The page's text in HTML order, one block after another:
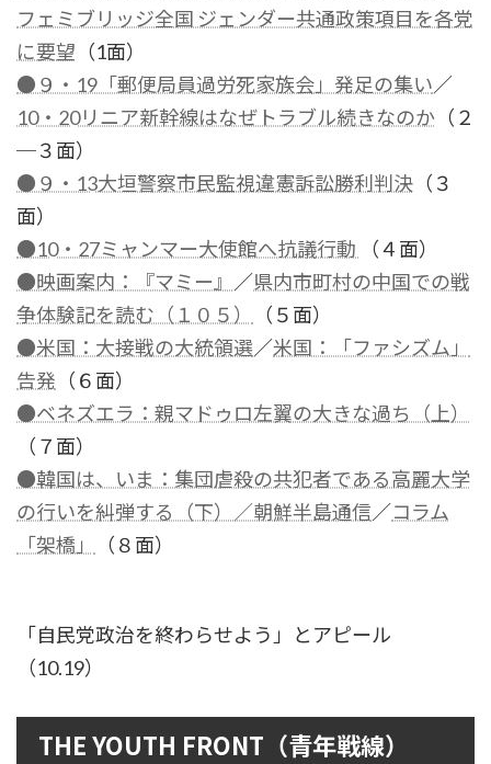
時
フェミブリッジ全国 ジェンダー共通政策項目を各党
に要望 （1面）
●９・19「郵便局員過労死家族会」発足の集い／
10・20リニア新幹線はなぜトラブル続きなのか （２
─３面）
●９・13大垣警察市民監視違憲訴訟勝利判決 （３
面）
●10・27ミャンマー大使館へ抗議行動
（４面）
●映画案内：『マミー』
／県内市町村の中国での戦
争体験記を読む（１０５）
（５面）
●米国：大接戦の大統領選／米国：「ファシズム」
告発 （６面）
●ベネズエラ：親マドゥロ左翼の大きな過ち（上）
（７面）
●韓国は、いま：集団虐殺の共犯者である高麗大学
の行いを糾弾する（下）／朝鮮半島通信／コラム
「架橋」
（８面）
「自民党政治を終わらせよう」とアピール
（10.19）
THE YOUTH FRONT（青年戦線）